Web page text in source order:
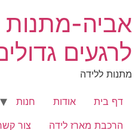
לתוכן
אביה-מתנות
לרגעים
מתנות ללידה
דף בית אודות חנות
הרכבת מארז לידה
צור